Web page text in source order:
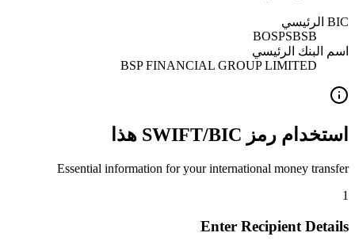
BIC الرئيسي
BOSPSBSB
اسم البنك الرئيسي
BSP FINANCIAL GROUP LIMITED
استخدام رمز SWIFT/BIC هذا
Essential information for your international money transfer
1
Enter Recipient Details